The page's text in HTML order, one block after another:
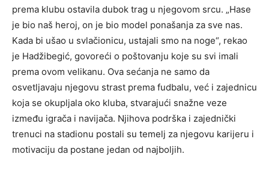
prema klubu ostavila dubok trag u njegovom srcu. „Hase
je bio naš heroj, on je bio model ponašanja za sve nas.
Kada bi ušao u svlačionicu, ustajali smo na noge“, rekao
je Hadžibegić, govoreći o poštovanju koje su svi imali
prema ovom velikanu. Ova sećanja ne samo da
osvetljavaju njegovu strast prema fudbalu, već i zajednicu
koja se okupljala oko kluba, stvarajući snažne veze
između igrača i navijača. Njihova podrška i zajednički
trenuci na stadionu postali su temelj za njegovu karijeru i
motivaciju da postane jedan od najboljih.